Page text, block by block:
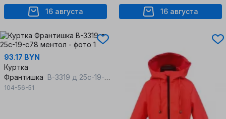
16 августа 16 августа
93.17 BYN
Куртка
Франтишка В-3319 д 25с-19-с78 ментол
104-56-51